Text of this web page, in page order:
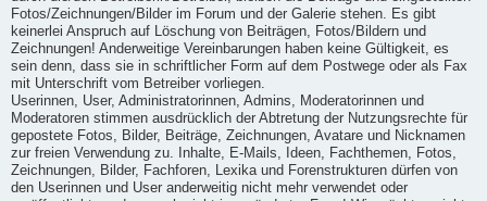
Fotos/Zeichnungen/Bilder im Forum und der Galerie stehen. Es gibt
keinerlei Anspruch auf Löschung von Beiträgen, Fotos/Bildern und
Zeichnungen! Anderweitige Vereinbarungen haben keine Gültigkeit, es
sein denn, dass sie in schriftlicher Form auf dem Postwege oder als Fax
mit Unterschrift vom Betreiber vorliegen.
Userinnen, User, Administratorinnen, Admins, Moderatorinnen und
Moderatoren stimmen ausdrücklich der Abtretung der Nutzungsrechte für
gepostete Fotos, Bilder, Beiträge, Zeichnungen, Avatare und Nicknamen
zur freien Verwendung zu. Inhalte, E-Mails, Ideen, Fachthemen, Fotos,
Zeichnungen, Bilder, Fachforen, Lexika und Forenstrukturen dürfen von
den Userinnen und User anderweitig nicht mehr verwendet oder